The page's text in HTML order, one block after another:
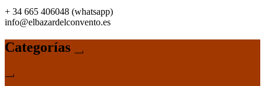
+ 34 665 406048 (whatsapp)
info@elbazardelconvento.es
Categorías